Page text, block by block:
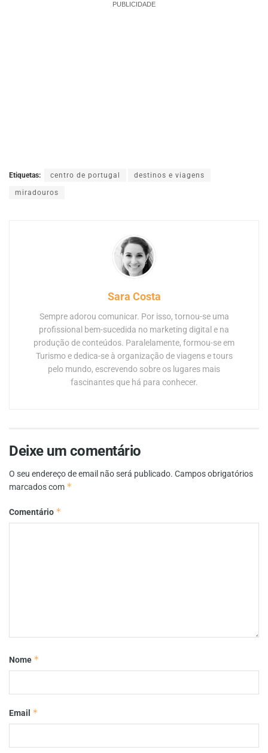
PUBLICIDADE
Etiquetas: centro de portugal destinos e viagens
miradouros
Sara Costa
Sempre adorou comunicar. Por isso, tornou-se uma
profissional bem-sucedida no marketing digital e na
produção de conteúdos. Paralelamente, formou-se em
Turismo e dedica-se à organização de viagens e tours
pelo mundo, escrevendo sobre os lugares mais
fascinantes que há para conhecer.
Deixe um comentário
O seu endereço de email não será publicado. Campos obrigatórios
marcados com *
Comentário *
Nome *
Email *